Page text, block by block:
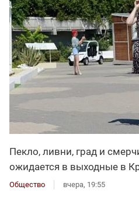
Пекло, ливни, град и
ожидается в выходные в
Общество вчера, 19:55